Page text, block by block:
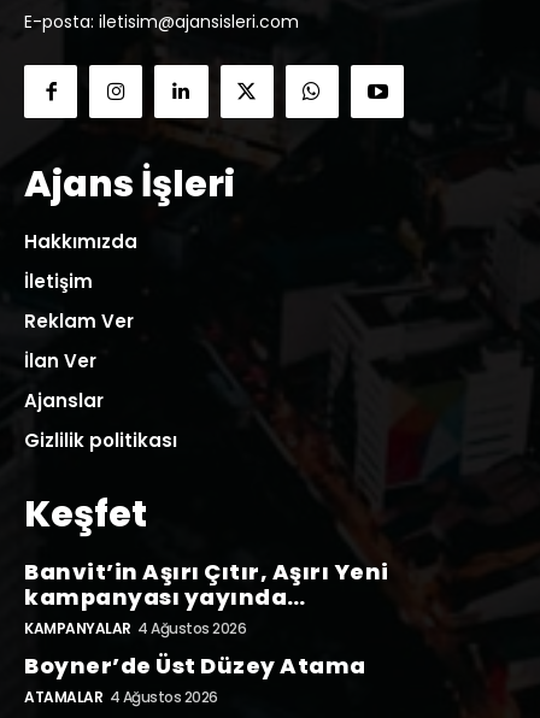
E-posta: iletisim@ajansisleri.com
Ajans İşleri
Hakkımızda
İletişim
Reklam Ver
İlan Ver
Ajanslar
Gizlilik politikası
Keşfet
Banvit’in Aşırı Çıtır, Aşırı Yeni
kampanyası yayında…
KAMPANYALAR 4 Ağustos 2026
Boyner’de Üst Düzey Atama
ATAMALAR 4 Ağustos 2026